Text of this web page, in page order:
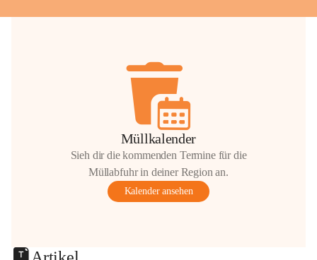
Müllkalender
Sieh dir die kommenden Termine für die
Müllabfuhr in deiner Region an.
Kalender ansehen